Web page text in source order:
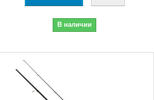
В наличии